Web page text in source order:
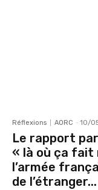
Réflexions AORC - 10/
Le rapport
« là où ça fait
l’armée
de l’étranger...